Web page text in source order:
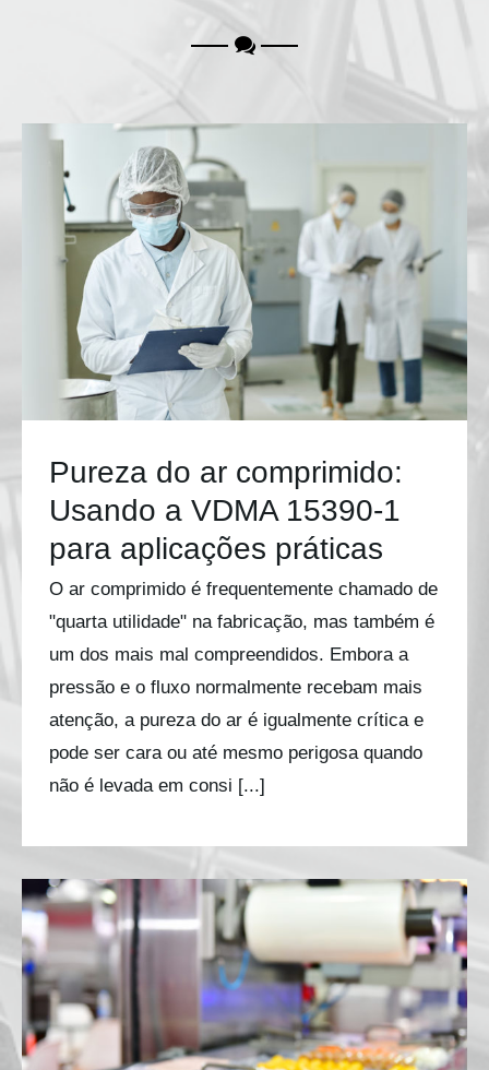
Pureza do ar comprimido:
Usando a VDMA 15390-1
para aplicações práticas
O ar comprimido é frequentemente chamado de
"quarta utilidade" na fabricação, mas também é
um dos mais mal compreendidos. Embora a
pressão e o fluxo normalmente recebam mais
atenção, a pureza do ar é igualmente crítica e
pode ser cara ou até mesmo perigosa quando
não é levada em consi [...]